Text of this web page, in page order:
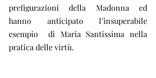
prefigurazioni della Madonna ed
hanno anticipato l’insuperabile
esempio  di Maria Santissima nella
pratica delle virtù.